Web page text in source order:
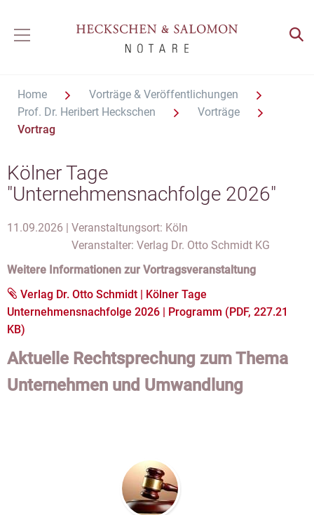
Home
Vorträge & Veröffentlichungen
Prof. Dr. Heribert Heckschen
Vorträge
Vortrag
Kölner Tage
"Unternehmensnachfolge 2026"
11.09.2026 | Veranstaltungsort: Köln
Veranstalter: Verlag Dr. Otto Schmidt KG
Weitere Informationen zur Vortragsveranstaltung
Verlag Dr. Otto Schmidt | Kölner Tage
Unternehmensnachfolge 2026 | Programm (PDF, 227.21
KB)
Aktuelle Rechtsprechung zum Thema
Unternehmen und Umwandlung